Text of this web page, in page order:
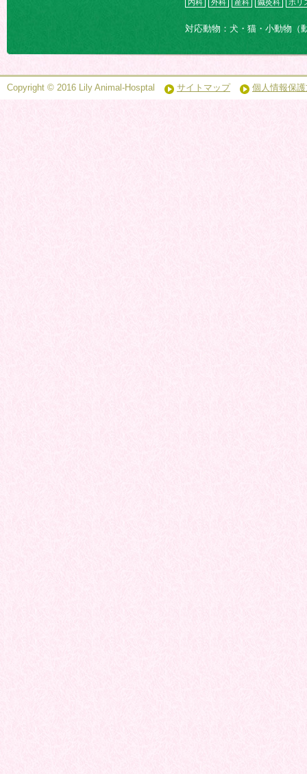
内科 外科 産科 鍼灸科 ホリ
対応動物：犬・猫・小動物（
Copyright © 2016 Lily Animal-Hosptal サイトマップ 個人情報保